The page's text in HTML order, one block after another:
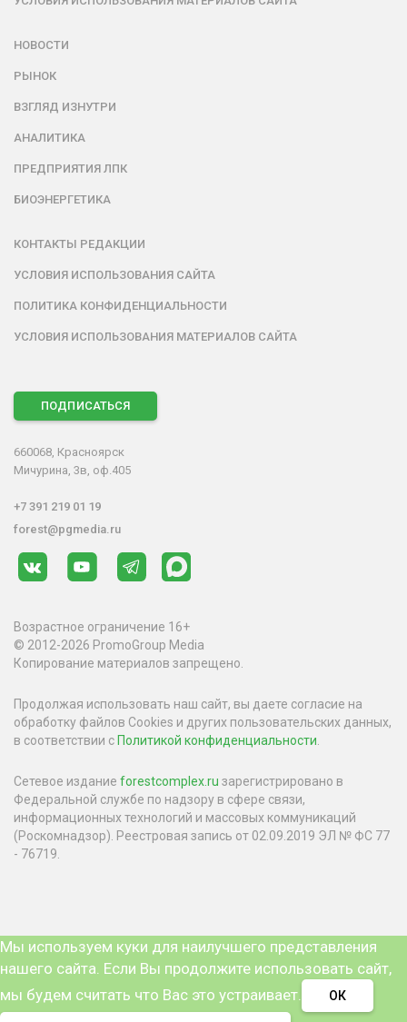
НОВОСТИ
РЫНОК
ВЗГЛЯД ИЗНУТРИ
АНАЛИТИКА
ПРЕДПРИЯТИЯ ЛПК
БИОЭНЕРГЕТИКА
КОНТАКТЫ РЕДАКЦИИ
УСЛОВИЯ ИСПОЛЬЗОВАНИЯ САЙТА
ПОЛИТИКА КОНФИДЕНЦИАЛЬНОСТИ
УСЛОВИЯ ИСПОЛЬЗОВАНИЯ МАТЕРИАЛОВ САЙТА
ПОДПИСАТЬСЯ
660068, Красноярск
Мичурина, 3в, оф.405
+7 391 219 01 19
forest@pgmedia.ru
Возрастное ограничение 16+
© 2012-2026 PromoGroup Media
Копирование материалов запрещено.
Продолжая использовать наш сайт, вы даете согласие на
обработку файлов Cookies и других пользовательских данных,
в соответствии сПолитикой конфиденциальности
Сетевое издание forestcomplex.ru зарегистрировано в
Федеральной службе по надзору в сфере связи,
информационных технологий и массовых коммуникаций
(Роскомнадзор). Реестровая запись от 02.09.2019 ЭЛ № ФС 77
- 76719.
Мы используем куки для наилучшего представления
нашего сайта. Если Вы продолжите использовать сайт,
мы будем считать что Вас это устраивает.
ОК